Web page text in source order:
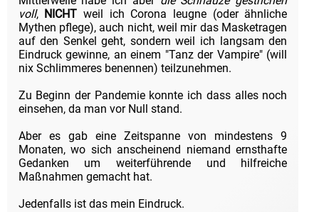
voll, NICHT weil ich Corona leugne (oder ähnliche
Mythen pflege), auch nicht, weil mir das Masketragen
auf den Senkel geht, sondern weil ich langsam den
Eindruck gewinne, an einem "Tanz der Vampire" (will
nix Schlimmeres benennen) teilzunehmen.
Zu Beginn der Pandemie konnte ich dass alles noch
einsehen, da man vor Null stand.
Aber es gab eine Zeitspanne von mindestens 9
Monaten, wo sich anscheinend niemand ernsthafte
Gedanken um weiterführende und hilfreiche
Maßnahmen gemacht hat.
Jedenfalls ist das mein Eindruck.